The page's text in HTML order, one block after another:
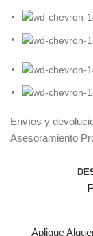
Envíos y
Asesoramiento
Aplique